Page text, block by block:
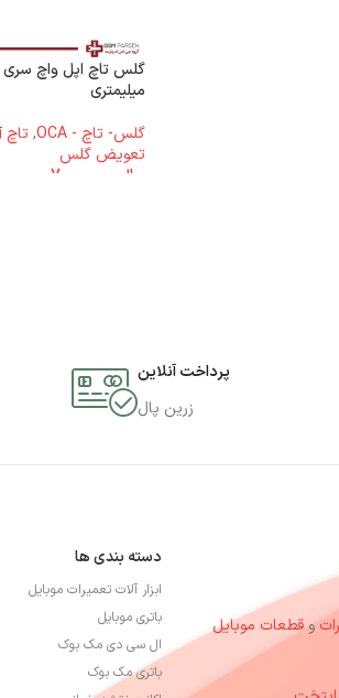
میلیمتری
گلس- تاچ - OCA
,تاچ
تعویض گلس
ریال
پرداخت آنلاین
زرین پال
وقطعات موبایل
دسته بندی ها
ابزار آلات تعمیرات موبایل
باتری موبایل
ال سی دی مک بوک
باتری مک بوک